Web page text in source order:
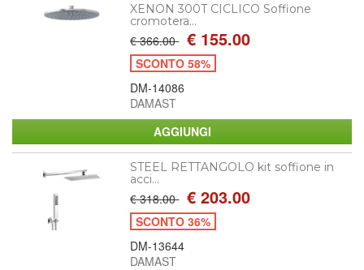
XENON 300T CICLICO Soffione
cromotera...
€ 366.00 € 155.00
SCONTO 58%
DM-14086
DAMAST
STEEL RETTANGOLO kit soffione in
acci...
€ 318.00 € 203.00
SCONTO 36%
DM-13644
DAMAST